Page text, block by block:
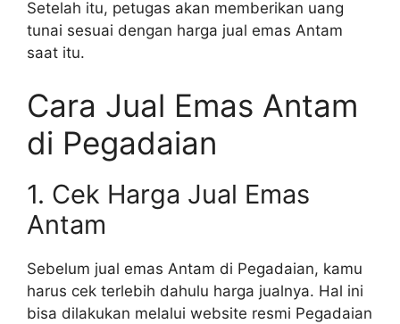
Setelah itu, petugas akan memberikan uang
tunai sesuai dengan harga jual emas Antam
saat itu.
Cara Jual Emas Antam
di Pegadaian
1. Cek Harga Jual Emas
Antam
Sebelum jual emas Antam di Pegadaian, kamu
harus cek terlebih dahulu harga jualnya. Hal ini
bisa dilakukan melalui website resmi Pegadaian